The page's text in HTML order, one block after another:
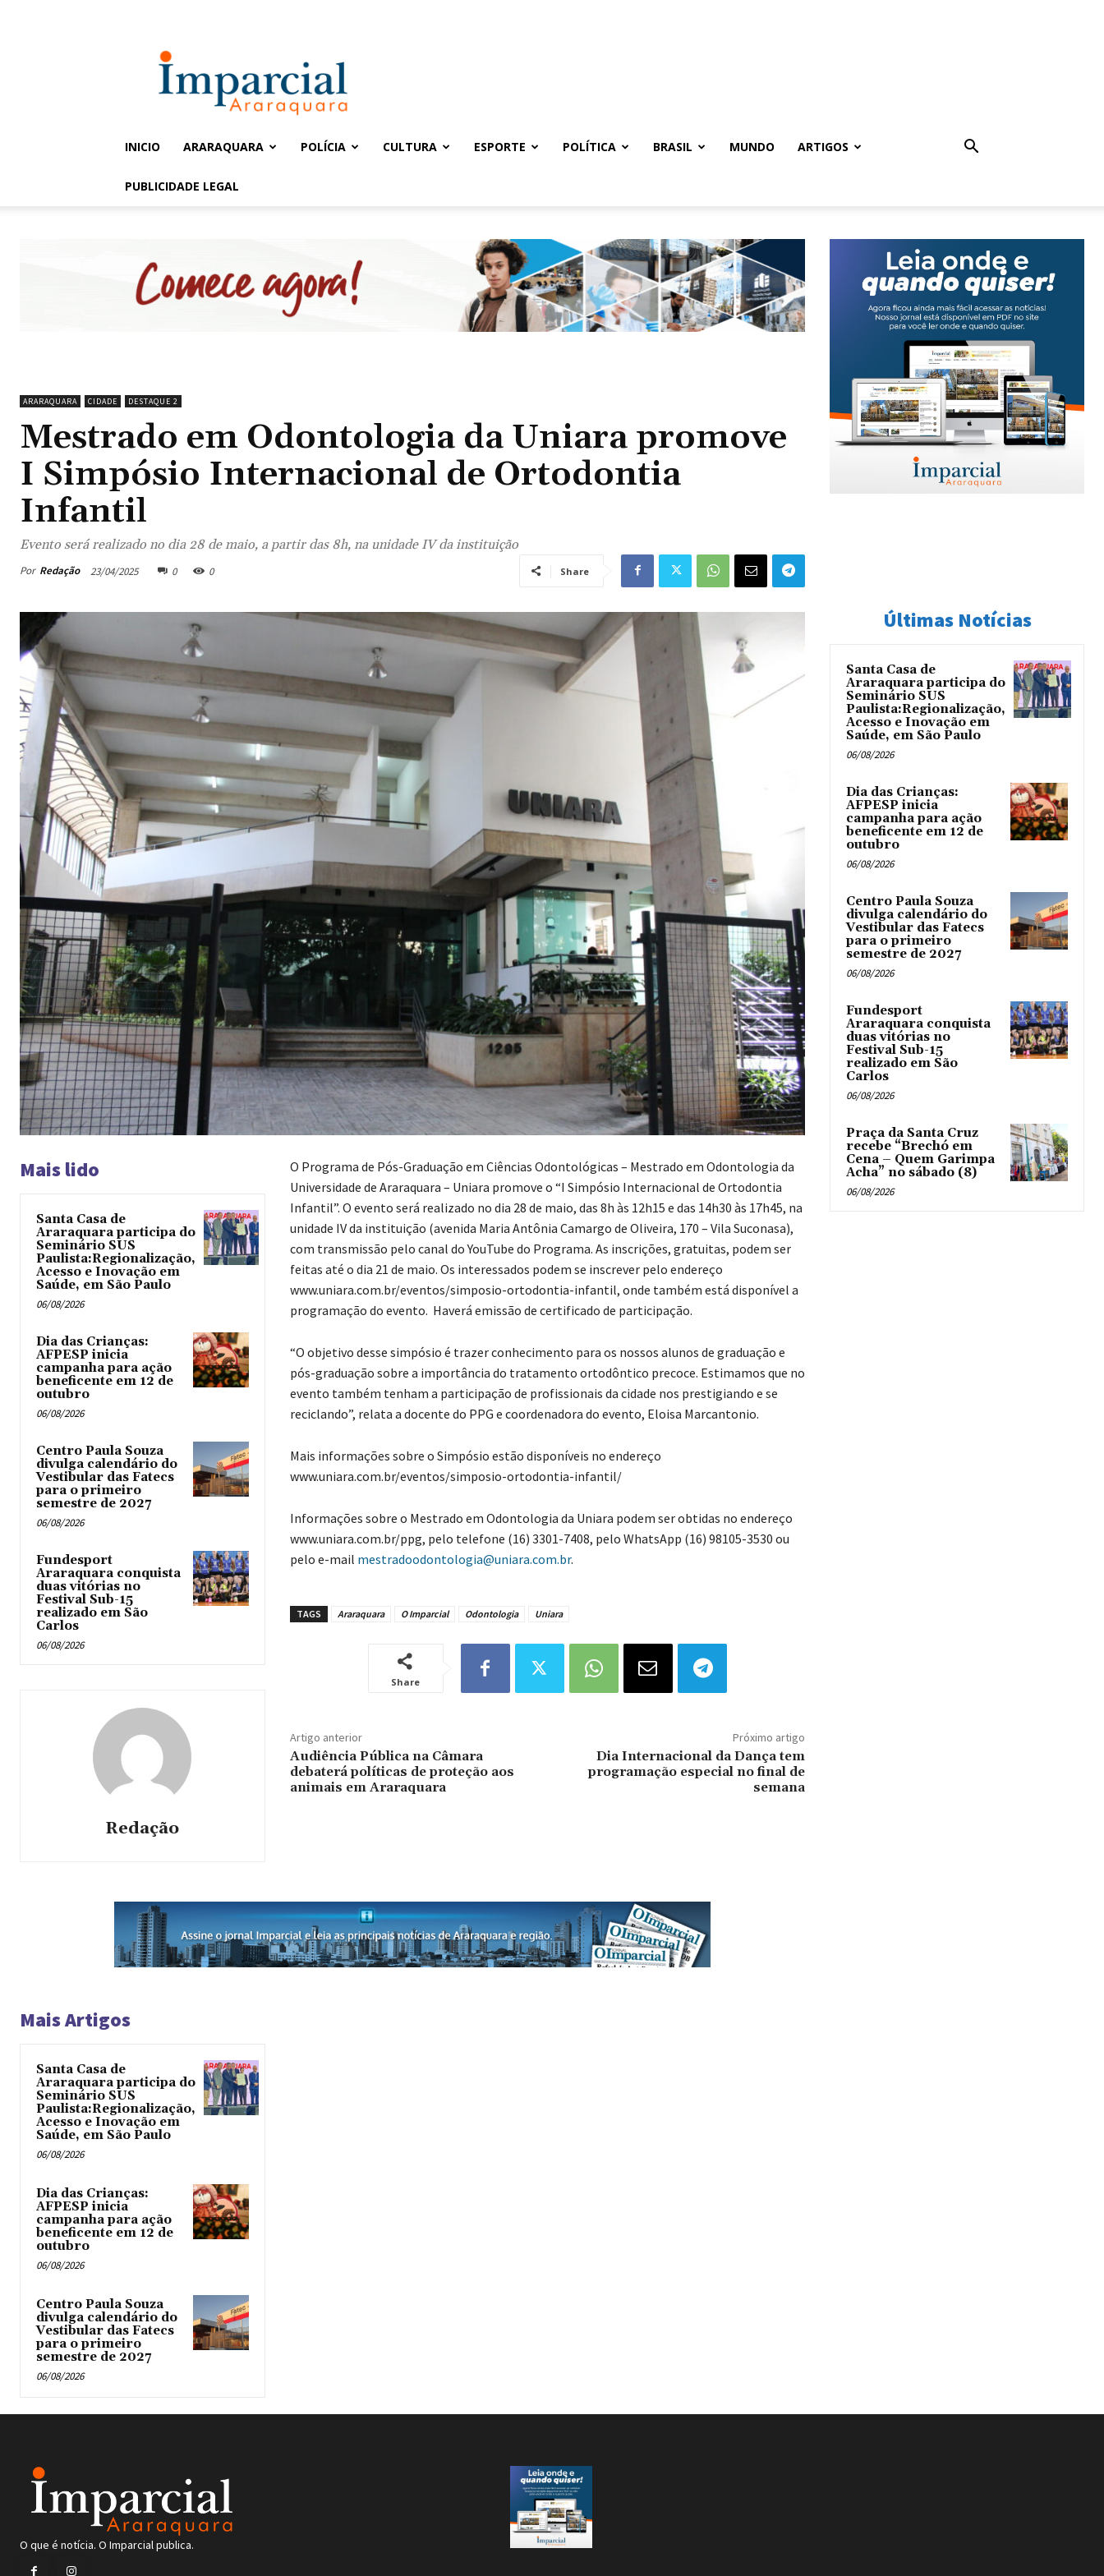
Imparcial
INICIO ARARAQUARA POLÍCIA CULTURA ESPORTE POLÍTICA BRASIL MUNDO ARTIGOS
PUBLICIDADE LEGAL
ARARAQUARA CIDADE DESTAQUE 2
Mestrado em Odontologia da Uniara promove
I Simpósio Internacional de Ortodontia
Infantil
Evento será realizado no dia 28 de maio, a partir das 8h, na unidade IV da instituição
Por Redação 23/04/2025 0 0 Share
Mais lido
Santa Casa de
Araraquara participa do
Seminário SUS
Paulista:Regionalização,
Acesso e Inovação em
Saúde, em São Paulo
06/08/2026
Dia das Crianças:
AFPESP inicia
campanha para ação
beneficente em 12 de
outubro
06/08/2026
Centro Paula Souza
divulga calendário do
Vestibular das Fatecs
para o primeiro
semestre de 2027
06/08/2026
Fundesport
Araraquara conquista
duas vitórias no
Festival Sub-15
realizado em São
Carlos
06/08/2026
Redação
O Programa de Pós-Graduação em Ciências Odontológicas – Mestrado em Odontologia da
Universidade de Araraquara – Uniara promove o “I Simpósio Internacional de Ortodontia
Infantil”. O evento será realizado no dia 28 de maio, das 8h às 12h15 e das 14h30 às 17h45, na
unidade IV da instituição (avenida Maria Antônia Camargo de Oliveira, 170 – Vila Suconasa),
com transmissão pelo canal do YouTube do Programa. As inscrições, gratuitas, podem ser
feitas até o dia 21 de maio. Os interessados podem se inscrever pelo endereço
www.uniara.com.br/eventos/simposio-ortodontia-infantil, onde também está disponível a
programação do evento. Haverá emissão de certificado de participação.
“O objetivo desse simpósio é trazer conhecimento para os nossos alunos de graduação e
pós-graduação sobre a importância do tratamento ortodôntico precoce. Estimamos que no
evento também tenham a participação de profissionais da cidade nos prestigiando e se
reciclando”, relata a docente do PPG e coordenadora do evento, Eloisa Marcantonio.
Mais informações sobre o Simpósio estão disponíveis no endereço
www.uniara.com.br/eventos/simposio-ortodontia-infantil/
Informações sobre o Mestrado em Odontologia da Uniara podem ser obtidas no endereço
www.uniara.com.br/ppg, pelo telefone (16) 3301-7408, pelo WhatsApp (16) 98105-3530 ou
pelo e-mail mestradoodontologia@uniara.com.br.
TAGS Araraquara O Imparcial Odontologia Uniara
Share
Artigo anterior
Audiência Pública na Câmara
debaterá políticas de proteção aos
animais em Araraquara
Próximo artigo
Dia Internacional da Dança tem
programação especial no final de
semana
Mais Artigos
Santa Casa de
Araraquara participa do
Seminário SUS
Paulista:Regionalização,
Acesso e Inovação em
Saúde, em São Paulo
06/08/2026
Dia das Crianças:
AFPESP inicia
campanha para ação
beneficente em 12 de
outubro
06/08/2026
Centro Paula Souza
divulga calendário do
Vestibular das Fatecs
para o primeiro
semestre de 2027
06/08/2026
Últimas Notícias
Santa Casa de
Araraquara participa do
Seminário SUS
Paulista:Regionalização,
Acesso e Inovação em
Saúde, em São Paulo
06/08/2026
Dia das Crianças:
AFPESP inicia
campanha para ação
beneficente em 12 de
outubro
06/08/2026
Centro Paula Souza
divulga calendário do
Vestibular das Fatecs
para o primeiro
semestre de 2027
06/08/2026
Fundesport
Araraquara conquista
duas vitórias no
Festival Sub-15
realizado em São
Carlos
06/08/2026
Praça da Santa Cruz
recebe “Brechó em
Cena – Quem Garimpa
Acha” no sábado (8)
06/08/2026
O que é notícia. O Imparcial publica.